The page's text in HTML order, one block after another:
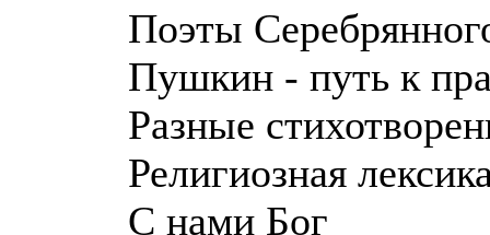
Поэты
Пушкин - путь к
Разные
Религиозная
С нами Бог